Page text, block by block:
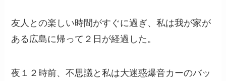
友人との楽しい時間がすぐに過ぎ、私は我が家が
ある広島に帰って２日が経過した。
夜１２時前、不思議と私は大迷惑爆音カーのバッ